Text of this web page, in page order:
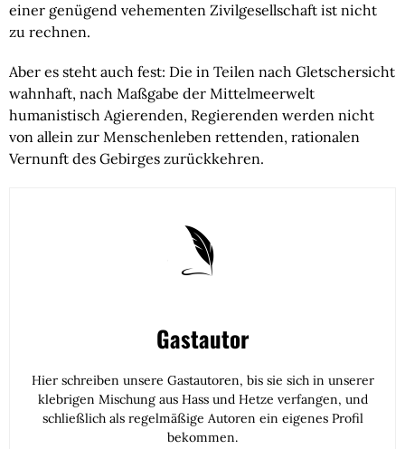
einer genügend vehementen Zivilgesellschaft ist nicht
zu rechnen.
Aber es steht auch fest: Die in Teilen nach Gletschersicht
wahnhaft, nach Maßgabe der Mittelmeerwelt
humanistisch Agierenden, Regierenden werden nicht
von allein zur Menschenleben rettenden, rationalen
Vernunft des Gebirges zurückkehren.
Gastautor
Hier schreiben unsere Gastautoren, bis sie sich in unserer
klebrigen Mischung aus Hass und Hetze verfangen, und
schließlich als regelmäßige Autoren ein eigenes Profil
bekommen.